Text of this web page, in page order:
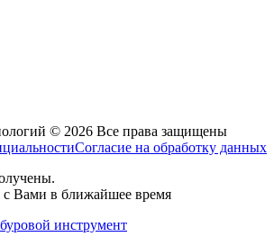
© 2026 Все права защищены
Согласие на обработку данных
с Вами в ближайшее время
буровой инструмент